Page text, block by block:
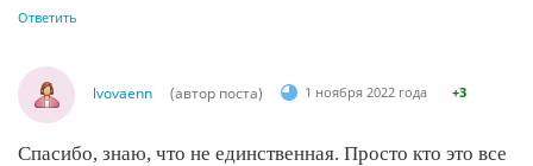
Ответить
lvovaenn (автор поста) 1 ноября 2022 года +3
Спасибо, знаю, что не единственная. Просто кто это все